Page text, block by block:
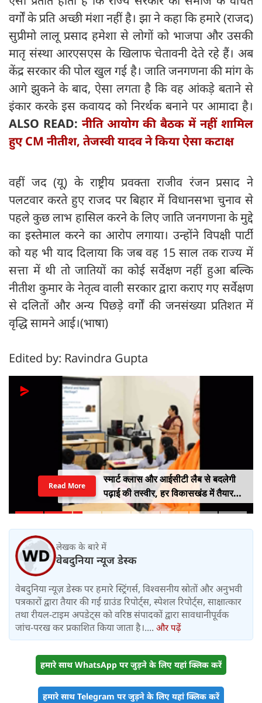
वर्गों के प्रति अच्छी मंशा नहीं है। झा ने कहा कि हमारे (राजद)
सुप्रीमो लालू प्रसाद हमेशा से लोगों को भाजपा और उसकी
मातृ संस्था आरएसएस के खिलाफ चेतावनी देते रहे हैं। अब
केंद्र सरकार की पोल खुल गई है। जाति जनगणना की मांग के
आगे झुकने के बाद, ऐसा लगता है कि वह आंकड़े बताने से
इंकार करके इस कवायद को निरर्थक बनाने पर आमादा है।
ALSO READ: नीति आयोग की बैठक में नहीं शामिल
हुए CM नीतीश, तेजस्वी यादव ने किया ऐसा कटाक्ष
वहीं जद (यू) के राष्ट्रीय प्रवक्ता राजीव रंजन प्रसाद ने
पलटवार करते हुए राजद पर बिहार में विधानसभा चुनाव से
पहले कुछ लाभ हासिल करने के लिए जाति जनगणना के मुद्दे
का इस्तेमाल करने का आरोप लगाया। उन्होंने विपक्षी पार्टी
को यह भी याद दिलाया कि जब वह 15 साल तक राज्य में
सत्ता में थी तो जातियों का कोई सर्वेक्षण नहीं हुआ बल्कि
नीतीश कुमार के नेतृत्व वाली सरकार द्वारा कराए गए सर्वेक्षण
से दलितों और अन्य पिछड़े वर्गों की जनसंख्या प्रतिशत में
वृद्धि सामने आई।(भाषा)
Edited by: Ravindra Gupta
स्मार्ट क्लास और आईसीटी लैब से बदलेगी
पढ़ाई की तस्वीर, हर विकासखंड में तैयार
होंगे मास्टर ट्रेनर
Read More
लेखक के बारे में
वेबदुनिया न्यूज डेस्क
वेबदुनिया न्यूज़ डेस्क पर हमारे स्ट्रिंगर्स, विश्वसनीय स्रोतों और अनुभवी
पत्रकारों द्वारा तैयार की गई ग्राउंड रिपोर्ट्स, स्पेशल रिपोर्ट्स, साक्षात्कार
तथा रीयल-टाइम अपडेट्स को वरिष्ठ संपादकों द्वारा सावधानीपूर्वक
जांच-परख कर प्रकाशित किया जाता है।.... और पढ़ें
हमारे साथ WhatsApp पर जुड़ने के लिए यहां क्लिक करें
हमारे साथ Telegram पर जुड़ने के लिए यहां क्लिक करें